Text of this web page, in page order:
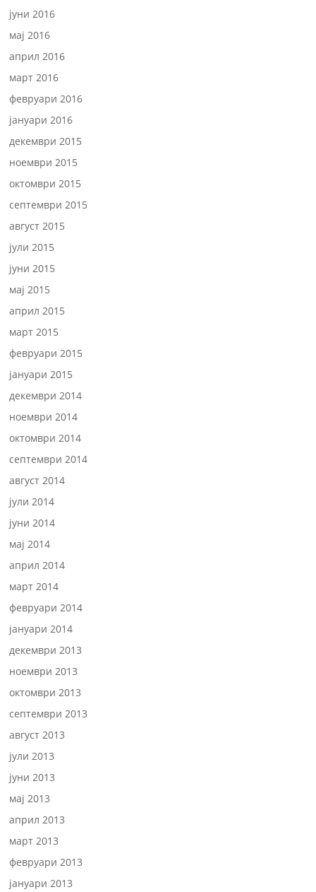
јуни 2016
мај 2016
април 2016
март 2016
февруари 2016
јануари 2016
декември 2015
ноември 2015
октомври 2015
септември 2015
август 2015
јули 2015
јуни 2015
мај 2015
април 2015
март 2015
февруари 2015
јануари 2015
декември 2014
ноември 2014
октомври 2014
септември 2014
август 2014
јули 2014
јуни 2014
мај 2014
април 2014
март 2014
февруари 2014
јануари 2014
декември 2013
ноември 2013
октомври 2013
септември 2013
август 2013
јули 2013
јуни 2013
мај 2013
април 2013
март 2013
февруари 2013
јануари 2013